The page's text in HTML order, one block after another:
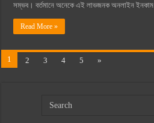
সম্ভব। বর্তমানে অনেকে এই লাভজনক অনলাইন ইনকাম
Read More »
1 2 3 4 5 »